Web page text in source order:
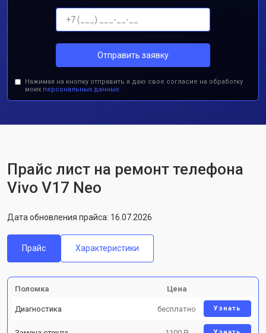
Отправить заявку
Нажимая на кнопку отправить я даю свое согласие на обработку
моих персональных данных.
Прайс лист на ремонт телефона
Vivo V17 Neo
Дата обновления прайса: 16.07.2026
Прайс Характеристики
Поломка Цена
Диагностика бесплатно Узнать